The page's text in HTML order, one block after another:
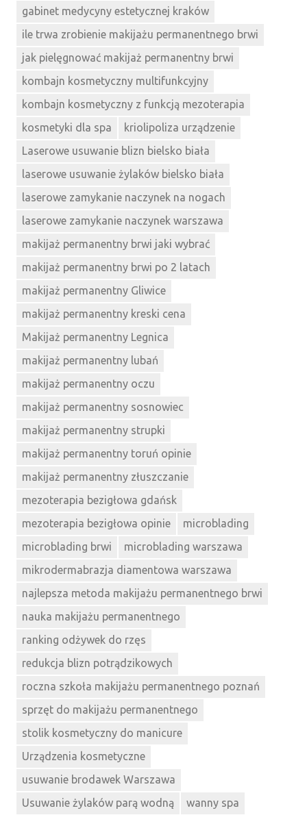
gabinet medycyny estetycznej kraków
ile trwa zrobienie makijażu permanentnego brwi
jak pielęgnować makijaż permanentny brwi
kombajn kosmetyczny multifunkcyjny
kombajn kosmetyczny z funkcją mezoterapia
kosmetyki dla spa
kriolipoliza urządzenie
Laserowe usuwanie blizn bielsko biała
laserowe usuwanie żylaków bielsko biała
laserowe zamykanie naczynek na nogach
laserowe zamykanie naczynek warszawa
makijaż permanentny brwi jaki wybrać
makijaż permanentny brwi po 2 latach
makijaż permanentny Gliwice
makijaż permanentny kreski cena
Makijaż permanentny Legnica
makijaż permanentny lubań
makijaż permanentny oczu
makijaż permanentny sosnowiec
makijaż permanentny strupki
makijaż permanentny toruń opinie
makijaż permanentny złuszczanie
mezoterapia bezigłowa gdańsk
mezoterapia bezigłowa opinie
microblading
microblading brwi
microblading warszawa
mikrodermabrazja diamentowa warszawa
najlepsza metoda makijażu permanentnego brwi
nauka makijażu permanentnego
ranking odżywek do rzęs
redukcja blizn potrądzikowych
roczna szkoła makijażu permanentnego poznań
sprzęt do makijażu permanentnego
stolik kosmetyczny do manicure
Urządzenia kosmetyczne
usuwanie brodawek Warszawa
Usuwanie żylaków parą wodną
wanny spa